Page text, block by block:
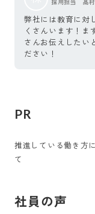
採用担当 髙
弊社には教育に対
くさんいます！ま
さんお伝えしたい
ださい！
PR
推進している働き方
て
社員の声